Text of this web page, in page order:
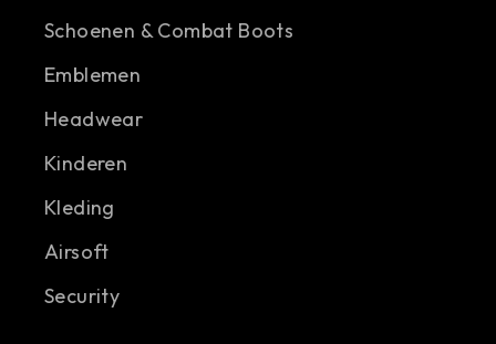
Schoenen & Combat Boots
Emblemen
Headwear
Kinderen
Kleding
Airsoft
Security